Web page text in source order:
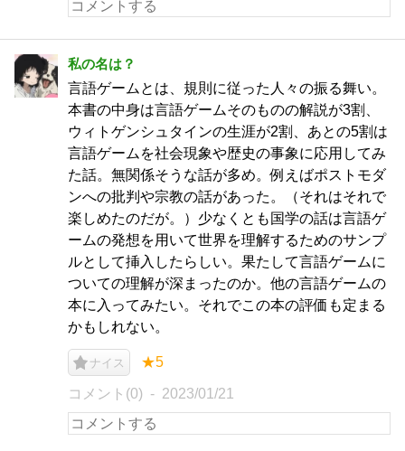
私の名は？
言語ゲームとは、規則に従った人々の振る舞い。
本書の中身は言語ゲームそのものの解説が3割、
ウィトゲンシュタインの生涯が2割、あとの5割は
言語ゲームを社会現象や歴史の事象に応用してみ
た話。無関係そうな話が多め。例えばポストモダ
ンへの批判や宗教の話があった。（それはそれで
楽しめたのだが。）少なくとも国学の話は言語ゲ
ームの発想を用いて世界を理解するためのサンプ
ルとして挿入したらしい。果たして言語ゲームに
ついての理解が深まったのか。他の言語ゲームの
本に入ってみたい。それでこの本の評価も定まる
かもしれない。
ナイス ★5
コメント(0) 2023/01/21